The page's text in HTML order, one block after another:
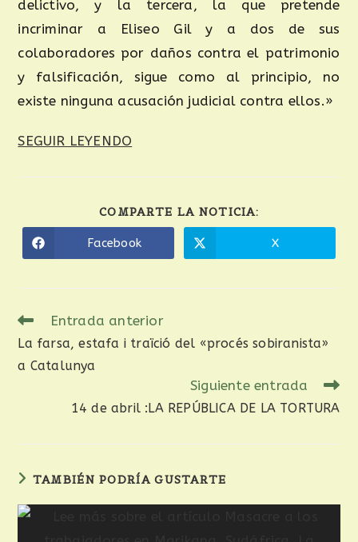
delictivo, y la tercera, la que pretende
incriminar a Eliseo Gil y a dos de sus
colaboradores por daños contra el patrimonio
y falsificación, sigue como al principio, no
existe ninguna acusación judicial contra ellos.»
SEGUIR LEYENDO
COMPARTE LA NOTICIA:
Facebook X
Entrada anterior
La farsa, estafa i traïció del «procés sobiranista»
a Catalunya
Siguiente entrada
14 de abril :LA REPÚBLICA DE LA TORTURA
TAMBIÉN PODRÍA GUSTARTE